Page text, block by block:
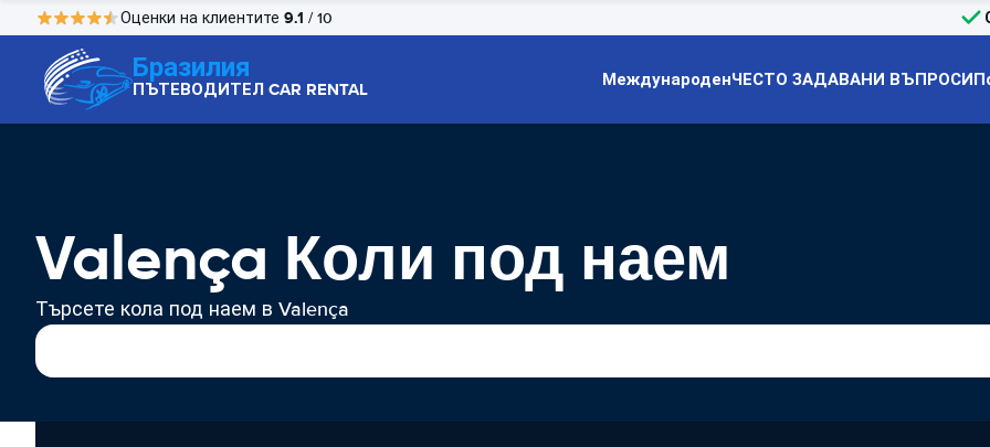
Оценки на клиентите 9.1 / 10
Бразилия
ПЪТЕВОДИТЕЛ CAR RENTAL МеждународенЧЕСТО ЗАДАВАНИ ВЪПРОСИ
Valença Коли под наем
Търсете кола под наем в Valença